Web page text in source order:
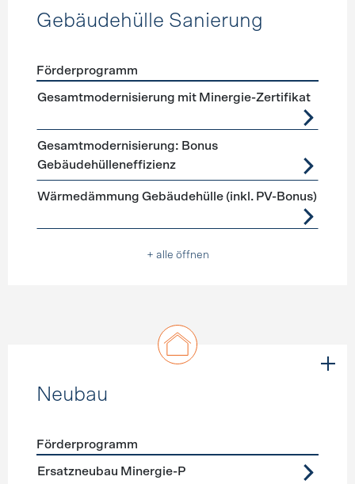
Gebäudehülle Sanierung
Förderprogramme Gebäudehülle Sanierung
Förderprogramm
Gesamtmodernisierung mit Minergie-Zertifikat
Gesamtmodernisierung: Bonus
Gebäudehülleneffizienz
Wärmedämmung Gebäudehülle (inkl. PV-Bonus)
+ alle öffnen
Neubau
Förderprogramme Neubau
Förderprogramm
Ersatzneubau Minergie-P